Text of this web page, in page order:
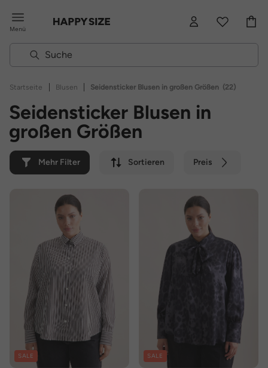
Menü
Startseite | Blusen | Seidensticker Blusen in großen Größen (22)
Seidensticker Blusen in
großen Größen
Mehr Filter Sortieren Preis
SALE SALE